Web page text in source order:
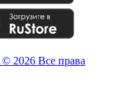
2026 Все права